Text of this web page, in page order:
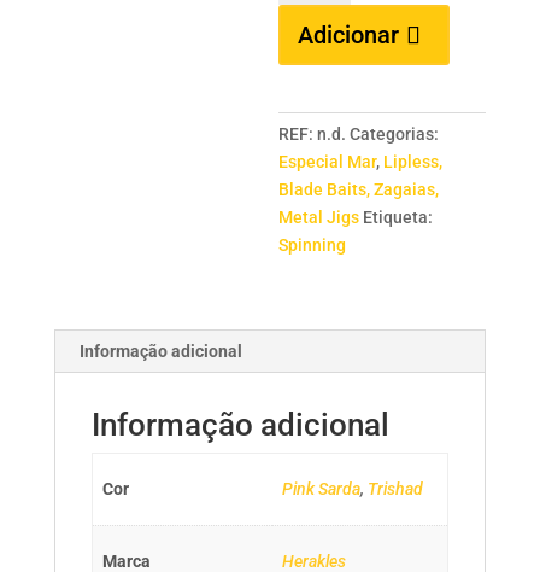
HERAKLES
Kutter
Jig
gr.
Adicionar
REF:n.d. Categorias:
Especial Mar, Lipless,
Blade Baits, Zagaias,
Metal Jigs Etiqueta:
Spinning
Informação adicional
Informação adicional
Cor Pink Sarda, Trishad
Marca Herakles